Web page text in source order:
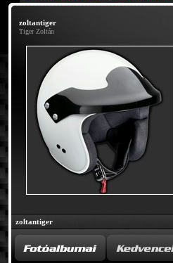
zoltantiger
Tiger Zoltán
zoltantiger